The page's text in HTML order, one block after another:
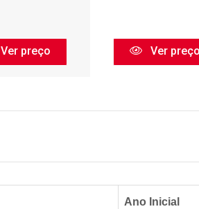
Ver preço Ver preço
Ano Inicial